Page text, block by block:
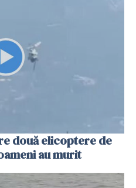
două elicoptere de
au murit